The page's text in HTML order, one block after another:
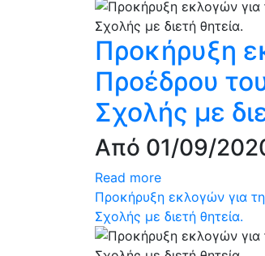
Προκήρυξη
Προέδρου
Σχολής με
Από 01/09/
Read more
Προκήρυξη εκλογών για
Σχολής με διετή θητεία.